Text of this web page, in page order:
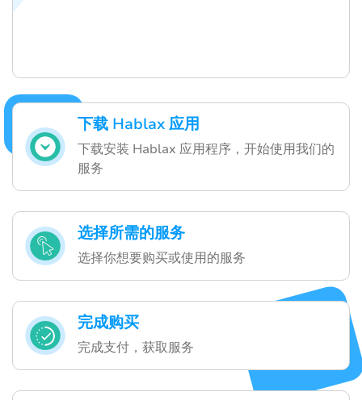
下载 Hablax 应用
下载安装 Hablax 应用程序，开始使用我们的
服务
选择所需的服务
选择你想要购买或使用的服务
完成购买
完成支付，获取服务